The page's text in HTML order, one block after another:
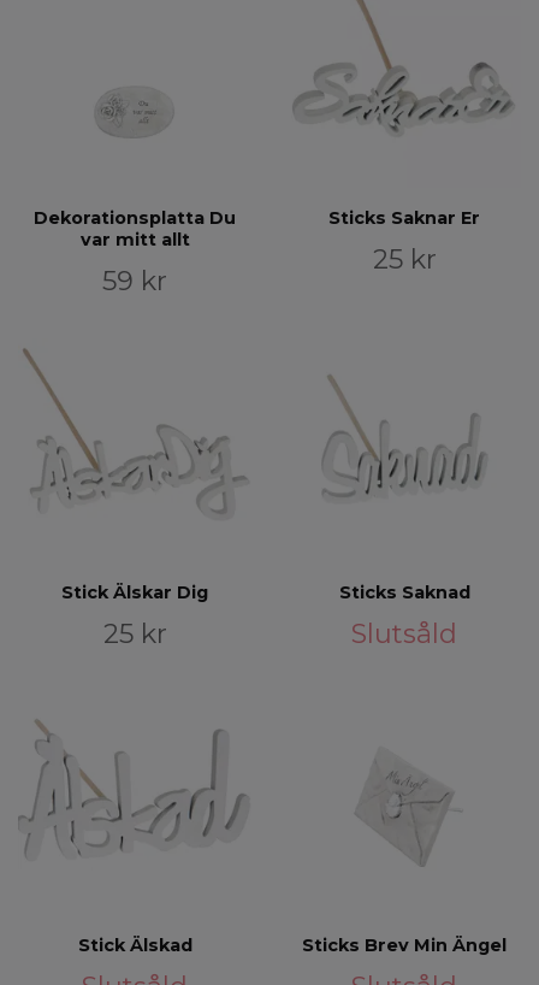
Dekorationsplatta Du
var mitt allt
59 kr
Sticks Saknar Er
25 kr
Stick Älskar Dig
25 kr
Sticks Saknad
Slutsåld
Stick Älskad Sticks Brev Min Ängel